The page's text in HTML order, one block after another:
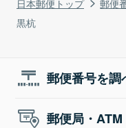
黒杭
郵便番号を調
郵便局・